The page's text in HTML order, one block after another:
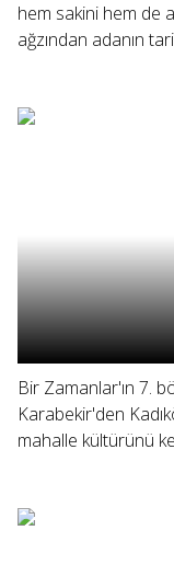
hem sakini hem de
ağzından adanın
Bir Zamanlar'ın 7.
Karabekir'den
mahalle kültürünü